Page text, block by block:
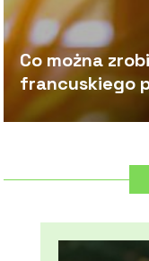
Co można
francuskiego